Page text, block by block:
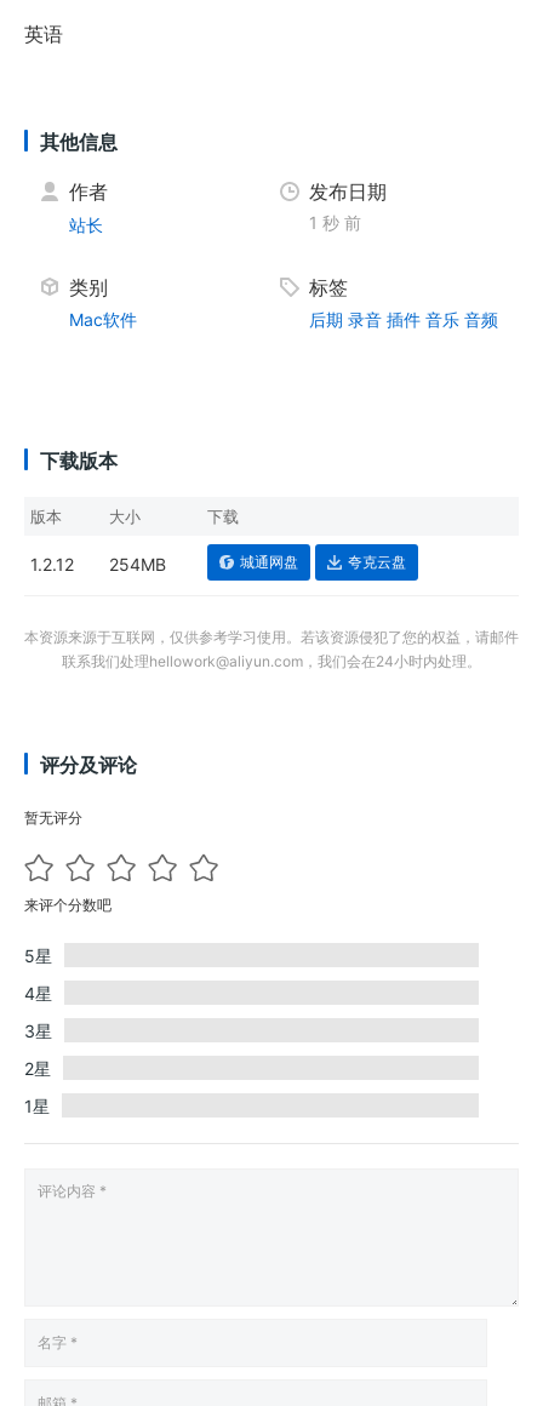
英语
其他信息
作者
站长
发布日期
1 秒 前
类别
Mac软件
标签
后期 录音 插件 音乐 音频
下载版本
版本 大小 下载
1.2.12 254MB 城通网盘 夸克云盘
本资源来源于互联网，仅供参考学习使用。若该资源侵犯了您的权益，请邮件
联系我们处理hellowork@aliyun.com，我们会在24小时内处理。
评分及评论
暂无评分
来评个分数吧
5星
4星
3星
2星
1星